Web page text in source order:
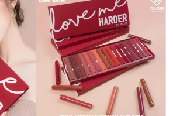
CITY OF LIFE ที่ให้คุณหนูๆ ได้เพลิดเพลินและ
าฬิกาทั้งหมดกว่า 17 ดีไซน์ ไม่ว่าจะเป็น
ชื่นชอบ สัตว์เลี้ยงแสนรัก วิถีชีวิตในเมือง
ไว้อย่างครบครัน ที่เปรียบเหมือนตัวแทนความ
าของชีวิตในเมืองก็ได้ถูกถ่ายทอดลงบนนาฬิกา
ญก็ยังคงมีเข็ม Flik และ Flak ที่ช่วยทำให้การดู
สนุกยิ่งขึ้น นาฬิกาในคอลเลคชั่น CITY OF LIFE ก็